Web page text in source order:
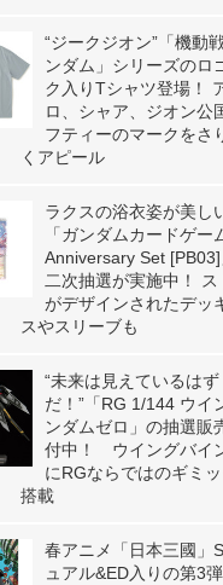
“ジークジオン”「機動
ンダム」シリーズのロ
ク入りTシャツ登場！
ロ、シャア、ジオン公
フティーのマークをさ
くアピール
ラクスの浴衣姿が美し
「ガンダムカードゲー
Anniversary Set
二次抽選が実施中！ ス
がデザインされたデッ
スやスリーブも
“未来は見えているはず
だ！”「RG 1/144 ウイ
ンダムゼロ」の抽選販
付中！ ウイングバイ
にRGならではのギミ
搭載
春アニメ「日本三國」
ュアル&ED入りの第3